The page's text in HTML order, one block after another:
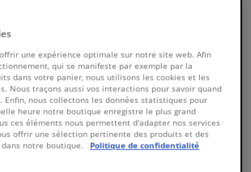
une expérience optimale sur notre site web. Afin
qui se manifeste par exemple par la
dans votre panier, nous utilisons les cookies et les
Nous traçons aussi vos interactions pour savoir quand
Enfin, nous collectons les données statistiques pour
heure notre boutique enregistre le plus grand
ces éléments nous permettent d'adapter nos services
offrir une sélection pertinente des produits et des
notre boutique.
Politique de confidentialité